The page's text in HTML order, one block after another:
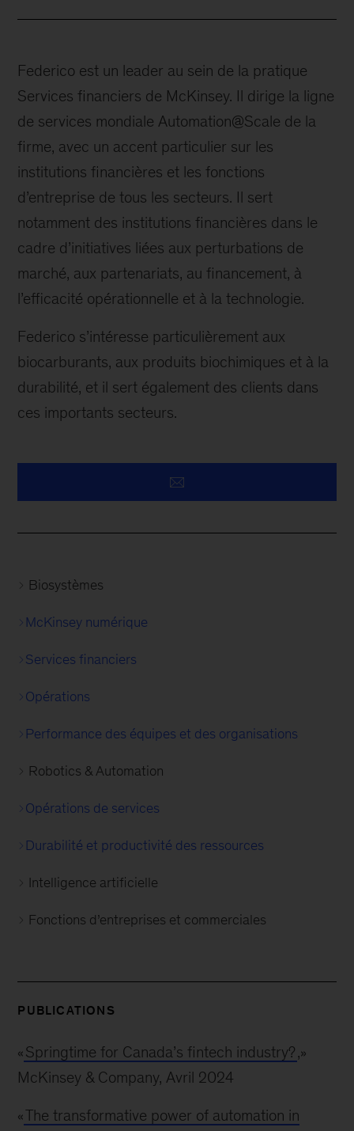
Federico est un leader au sein de la pratique
Services financiers de McKinsey. Il dirige la ligne
de services mondiale Automation@Scale de la
firme, avec un accent particulier sur les
institutions financières et les fonctions
d’entreprise de tous les secteurs. Il sert
notamment des institutions financières dans le
cadre d’initiatives liées aux perturbations de
marché, aux partenariats, au financement, à
l’efficacité opérationnelle et à la technologie.
Federico s’intéresse particulièrement aux
biocarburants, aux produits biochimiques et à la
durabilité, et il sert également des clients dans
ces importants secteurs.
Biosystèmes
McKinsey numérique
Services financiers
Opérations
Performance des équipes et des organisations
Robotics & Automation
Opérations de services
Durabilité et productivité des ressources
Intelligence artificielle
Fonctions d’entreprises et commerciales
PUBLICATIONS
«Springtime for Canada’s fintech industry?,»
McKinsey & Company, Avril 2024
«The transformative power of automation in